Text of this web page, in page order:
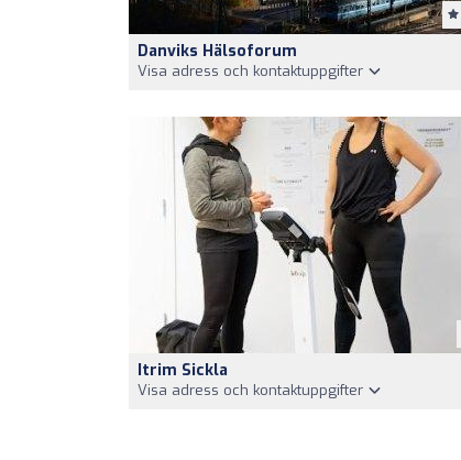
Danviks Hälsoforum
Visa adress och kontaktuppgifter
Itrim Sickla
Visa adress och kontaktuppgifter